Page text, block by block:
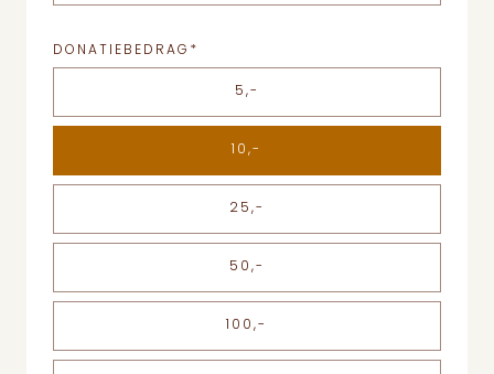
DONATIEBEDRAG *
5,-
10,-
25,-
50,-
100,-